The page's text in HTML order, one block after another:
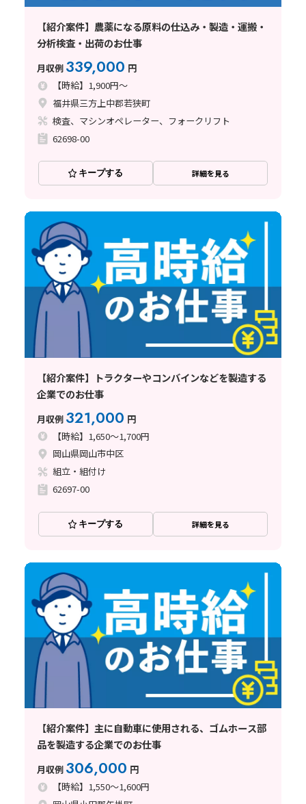
【紹介案件】農薬になる原料の仕込み・製造・運搬・
分析検査・出荷のお仕事
月収例 339,000 円
【時給】1,900円～
福井県三方上中郡若狭町
検査、マシンオペレーター、フォークリフト
62698-00
キープする 詳細を見る
【紹介案件】トラクターやコンバインなどを製造する
企業でのお仕事
月収例 321,000 円
【時給】1,650～1,700円
岡山県岡山市中区
組立・組付け
62697-00
キープする 詳細を見る
【紹介案件】主に自動車に使用される、ゴムホース部
品を製造する企業でのお仕事
月収例 306,000 円
【時給】1,550～1,600円